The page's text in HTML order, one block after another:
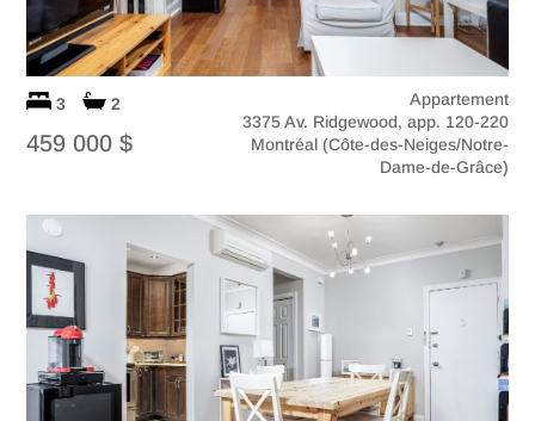
3 2
459 000 $
Appartement
3375 Av. Ridgewood, app. 120-220
Montréal (Côte-des-Neiges/Notre-
Dame-de-Grâce)